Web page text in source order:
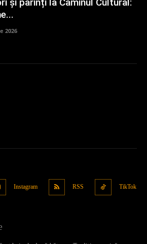
2026
Instagram RSS TikTok